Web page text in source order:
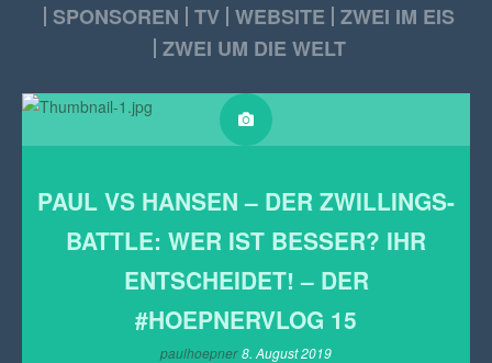
SPONSOREN TV WEBSITE ZWEI IM EIS
ZWEI UM DIE WELT
PAUL VS HANSEN – DER ZWILLINGS-
BATTLE: WER IST BESSER? IHR
ENTSCHEIDET! – DER
#HOEPNERVLOG 15
paulhoepner 8. August 2019